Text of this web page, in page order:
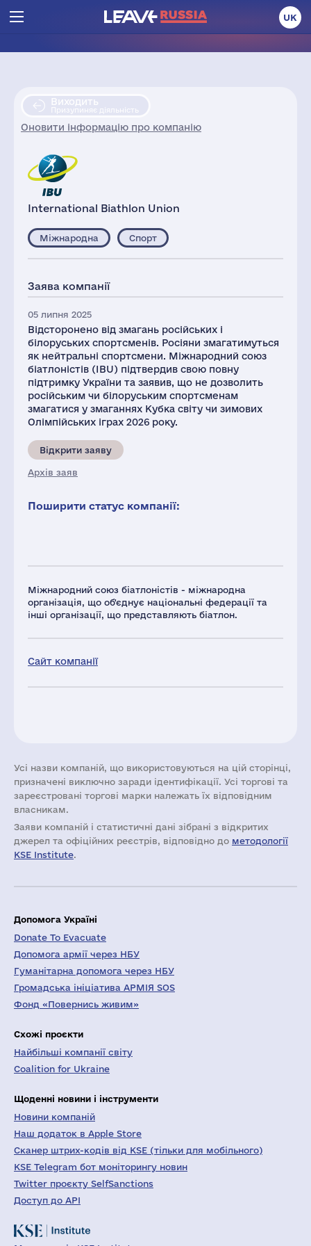
UK
Виходить
Призупиняє діяльність
Оновити інформацію про компанію
International Biathlon Union
Міжнародний союз біатлоністів - міжнародна
організація, що об'єднує національні федерації та
інші організації, що представляють біатлон.
Сайт компанії
Міжнародна Спорт
Заява компанії
05 липня 2025
Відсторонено від змагань російських і
білоруських спортсменів. Росіяни змагатимуться
як нейтральні спортсмени. Міжнародний союз
біатлоністів (IBU) підтвердив свою повну
підтримку України та заявив, що не дозволить
російським чи білоруським спортсменам
змагатися у змаганнях Кубка світу чи зимових
Олімпійських іграх 2026 року.
Відкрити заяву
Архів заяв
Поширити статус компанії:
Усі назви компаній, що використовуються на цій сторінці,
призначені виключно заради ідентифікації. Усі торгові та
зареєстровані торгові марки належать їх відповідним
власникам.
Заяви компаній i статистичні дані зібрані з відкритих
джерел та офіційних реєстрів, відповідно до методології
KSE Institute.
Допомога Україні
Donate To Evacuate
Допомога армії через НБУ
Гуманітарна допомога через НБУ
Громадська ініціатива АРМІЯ SOS
Фонд «Повернись живим»
Схожі проєкти
Найбільші компанії світу
Coalition for Ukraine
Щоденні новини і інструменти
Новини компаній
Наш додаток в Apple Store
Сканер штрих-кодів від KSE (тільки для мобільного)
KSE Telegram бот моніторингу новин
Twitter проєкту SelfSanctions
Доступ до API